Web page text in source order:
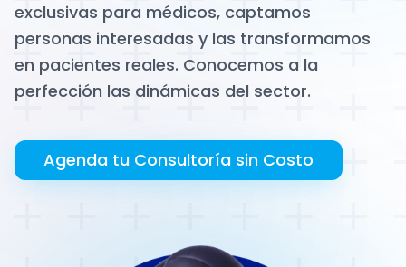
exclusivas para médicos, captamos
personas interesadas y las transformamos
en pacientes reales. Conocemos a la
perfección las dinámicas del sector.
Agenda tu Consultoría sin Costo